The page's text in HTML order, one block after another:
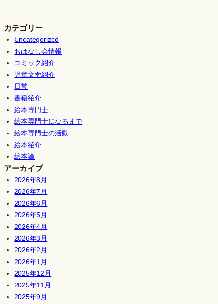
カテゴリー
Uncategorized
おはなし会情報
コミック紹介
児童文学紹介
日常
書籍紹介
絵本専門士
絵本専門士になるまで
絵本専門士の活動
絵本紹介
絵本論
アーカイブ
2026年8月
2026年7月
2026年6月
2026年5月
2026年4月
2026年3月
2026年2月
2026年1月
2025年12月
2025年11月
2025年9月